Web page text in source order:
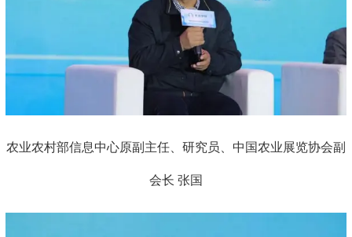
农业农村部信息中心原副主任、研究员、中国农业展览协会副
会长 张国